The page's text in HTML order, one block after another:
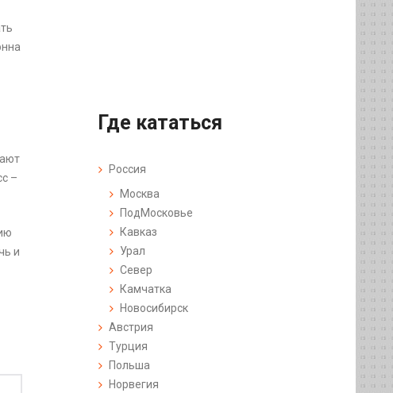
–
и
Где кататься
Россия
Москва
ПодМосковье
Кавказ
Урал
Север
Камчатка
Новосибирск
Австрия
Турция
Польша
Норвегия